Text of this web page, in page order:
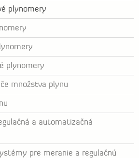
plynomery
plynomery
množstva plynu
a automatizačná
pre meranie a regulačnú